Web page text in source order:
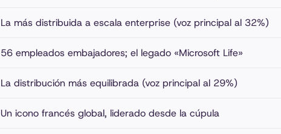
La más distribuida a escala enterprise (voz principal al 32%)
56 empleados embajadores; el legado «Microsoft Life»
La distribución más equilibrada (voz principal al 29%)
Un icono francés global, liderado desde la cúpula